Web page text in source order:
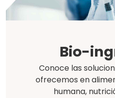
Bio-
Conoce las
ofrecemos en
humana,